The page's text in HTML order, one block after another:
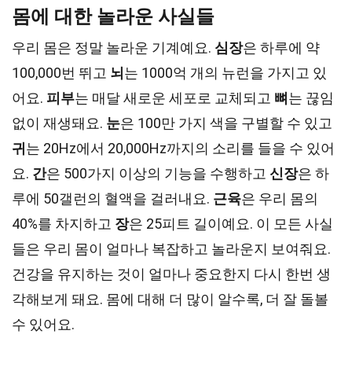
몸에 대한 놀라운 사실들
우리 몸은 정말 놀라운 기계예요. 심장은 하루에 약
100,000번 뛰고 뇌 는 1000억 개의 뉴런을 가지고 있
어요. 피부는 매달 새로운 세포로 교체되고 뼈 는 끊임
없이 재생돼요. 눈은 100만 가지 색을 구별할 수 있고
귀 는 20Hz에서 20,000Hz까지의 소리를 들을 수 있어
요. 간은 500가지 이상의 기능을 수행하고 신장은 하
루에 50갤런의 혈액을 걸러내요. 근육은 우리 몸의
40%를 차지하고 장은 25피트 길이예요. 이 모든 사실
들은 우리 몸이 얼마나 복잡하고 놀라운지 보여줘요.
건강을 유지하는 것이 얼마나 중요한지 다시 한번 생
각해보게 돼요. 몸에 대해 더 많이 알수록, 더 잘 돌볼
수 있어요.